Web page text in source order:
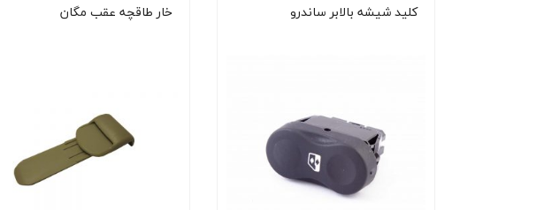
خار طاقچه عقب مگان کلید شیشه بالابر ساندرو